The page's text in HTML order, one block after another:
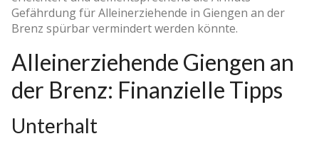
Gefährdung für Alleinerziehende in Giengen an der
Brenz spürbar vermindert werden könnte.
Alleinerziehende Giengen an
der Brenz: Finanzielle Tipps
Unterhalt